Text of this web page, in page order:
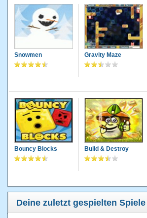
Snowmen Gravity Maze
Bouncy Blocks Build & Destroy
Deine zuletzt gespielten Spiele